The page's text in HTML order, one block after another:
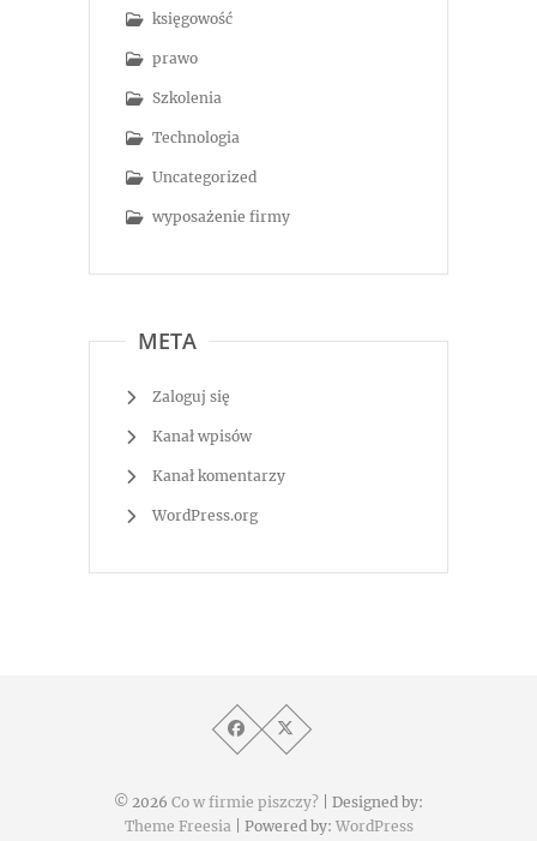
księgowość
prawo
Szkolenia
Technologia
Uncategorized
wyposażenie firmy
META
Zaloguj się
Kanał wpisów
Kanał komentarzy
WordPress.org
© 2026 Co w firmie piszczy? | Designed by:
Theme Freesia| Powered by: WordPress